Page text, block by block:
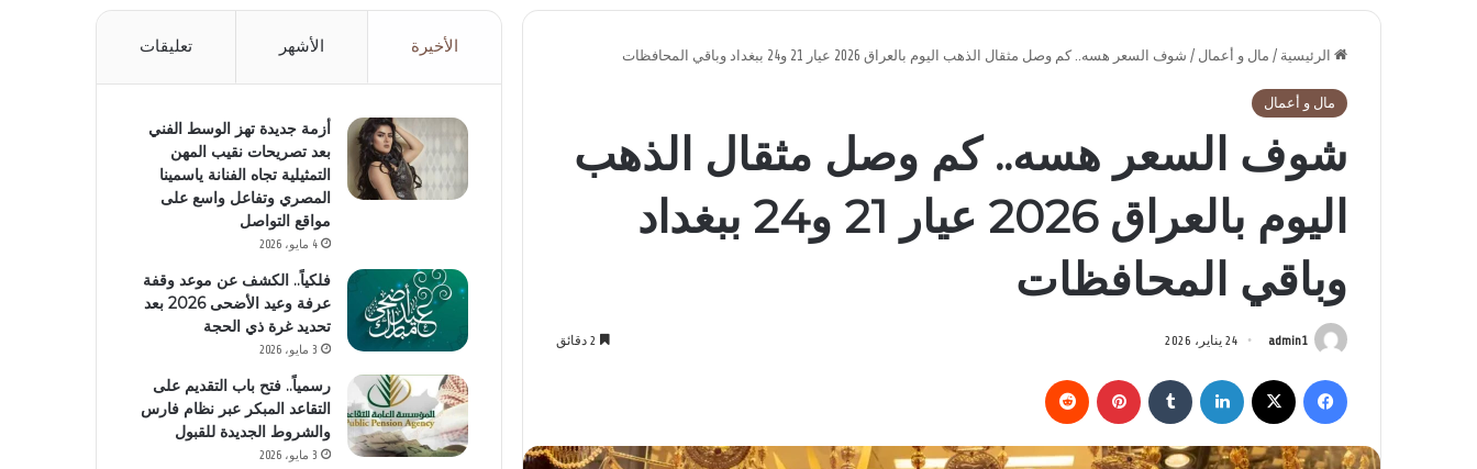
الرئيسية / مال و أعمال / شوف السعر هسه.. كم وصل مثقال الذهب اليوم بالعراق 2026 عيار 21 و24 ببغداد وباقي المحافظات
مال و أعمال
شوف السعر هسه.. كم وصل مثقال الذهب
اليوم بالعراق 2026 عيار 21 و24 ببغداد
وباقي المحافظات
admin1 24 يناير، 2026
فيسبوك لينكدإن بينتيريست
الأخيرة الأشهر تعليقات
أزمة جديدة تهز الوسط الفني
بعد تصريحات نقيب المهن
التمثيلية تجاه الفنانة ياسمينا
المصري وتفاعل واسع على
مواقع التواصل
4 مايو، 2026
فلكياً.. الكشف عن موعد وقفة
عرفة وعيد الأضحى 2026 بعد
تحديد غرة ذي الحجة
3 مايو، 2026
رسمياً.. فتح باب التقديم على
التقاعد المبكر عبر نظام فارس
والشروط الجديدة للقبول
3 مايو، 2026